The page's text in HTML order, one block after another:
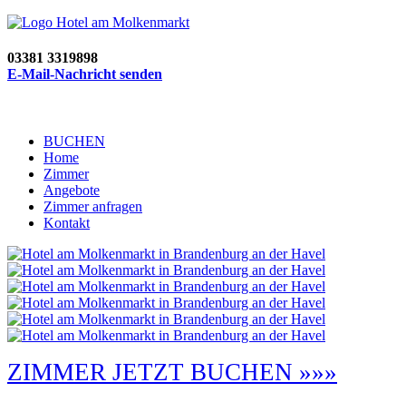
03381 3319898
E-Mail-Nachricht senden
BUCHEN
Home
Zimmer
Angebote
Zimmer anfragen
Kontakt
ZIMMER JETZT BUCHEN »»»